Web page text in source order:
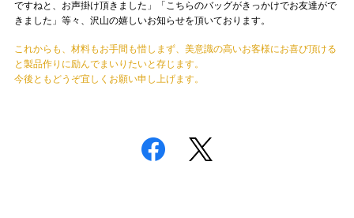
ですねと、お声掛け頂きました」「こちらのバッグがきっかけでお友達がで
きました」等々、沢山の嬉しいお知らせを頂いております。
これからも、材料もお手間も惜しまず、美意識の高いお客様にお喜び頂ける
と製品作りに励んでまいりたいと存じます。
今後ともどうぞ宜しくお願い申し上げます。